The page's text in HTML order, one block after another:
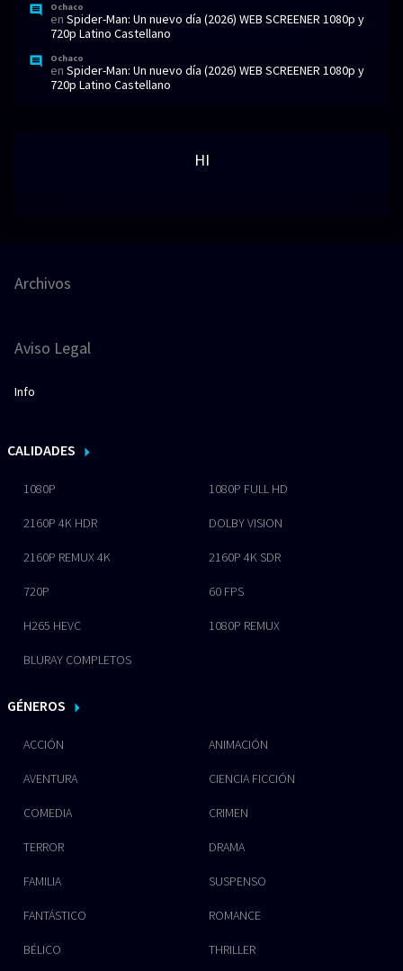
Ochaco
en Spider-Man: Un nuevo día (2026) WEB SCREENER 1080p y
720p Latino Castellano
Ochaco
en Spider-Man: Un nuevo día (2026) WEB SCREENER 1080p y
720p Latino Castellano
HI
Archivos
Aviso Legal
Info
CALIDADES
1080P 1080P FULL HD
2160P 4K HDR DOLBY VISION
2160P REMUX 4K 2160P 4K SDR
720P 60 FPS
H265 HEVC 1080P REMUX
BLURAY COMPLETOS
GÉNEROS
ACCIÓN ANIMACIÓN
AVENTURA CIENCIA FICCIÓN
COMEDIA CRIMEN
TERROR DRAMA
FAMILIA SUSPENSO
FANTÁSTICO ROMANCE
BÉLICO THRILLER